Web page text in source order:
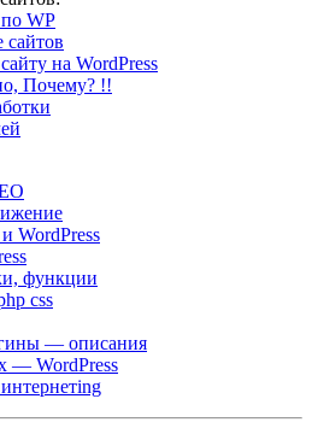
WP
на WordPress
Почему? !!
WordPress
функции
css
— описания
— WordPress